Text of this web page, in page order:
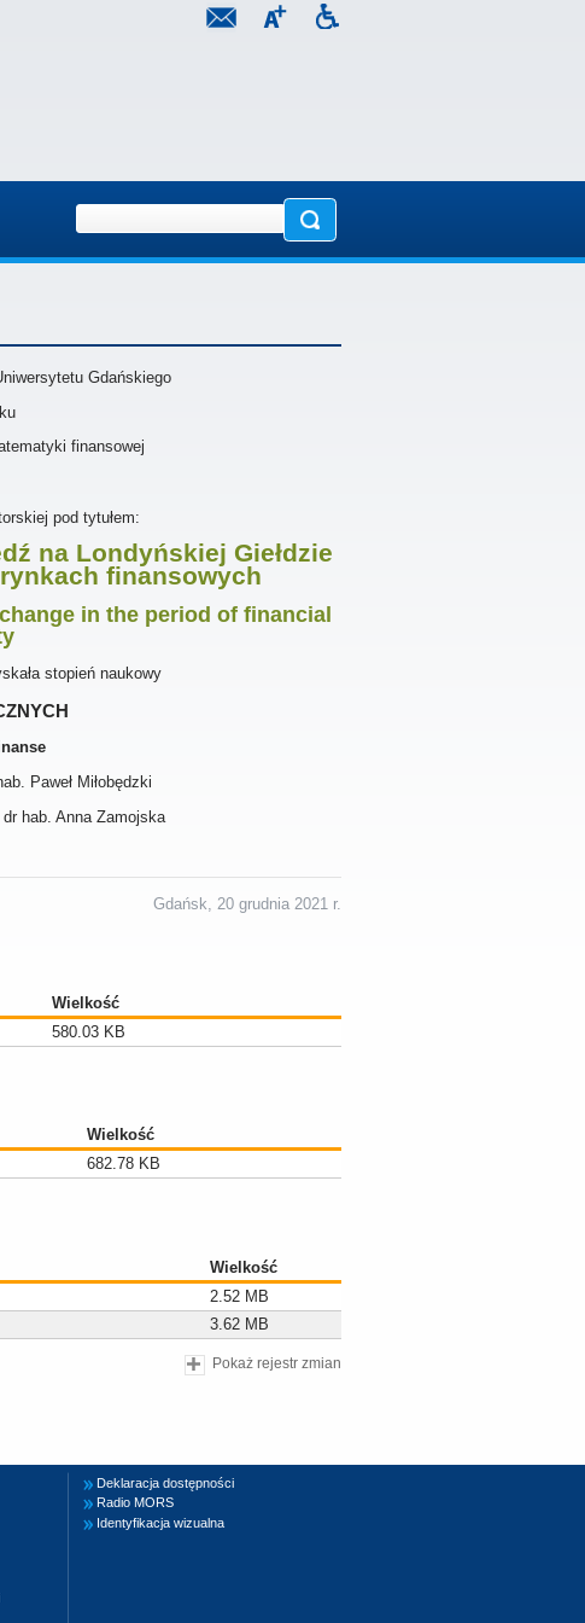
Gdańskiego
finansowej
pod tytułem:
na Londyńskiej Giełdzie
finansowych
in the period of financial
stopień naukowy
Paweł Miłobędzki
hab. Anna Zamojska
Gdańsk, 20 grudnia 2021 r.
Wielkość
580.03 KB
Wielkość
682.78 KB
Wielkość
2.52 MB
3.62 MB
Pokaż rejestr zmian
Deklaracja dostępności
Radio MORS
Identyfikacja wizualna